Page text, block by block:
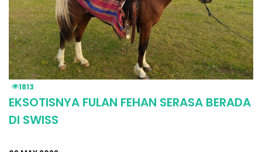
1813
EKSOTISNYA FULAN FEHAN SERASA BERADA
DI SWISS